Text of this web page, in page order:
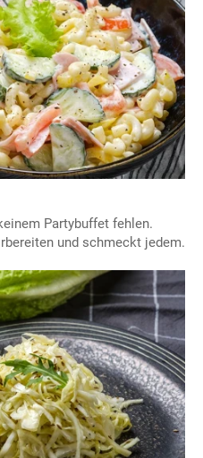
Partybuffet fehlen.
und schmeckt jedem.